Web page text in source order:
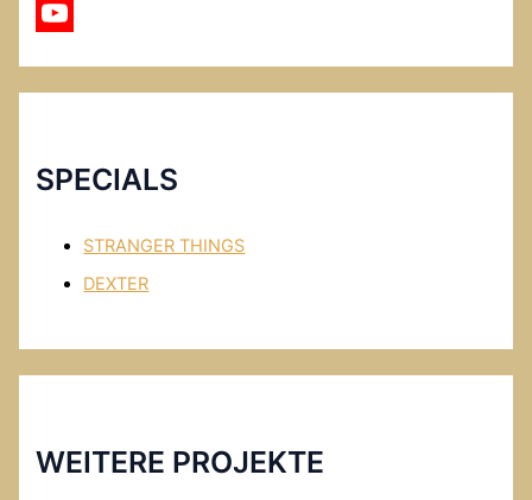
a
e
o
X
o
T
SPECIALS
STRANGER THINGS
DEXTER
WEITERE PROJEKTE